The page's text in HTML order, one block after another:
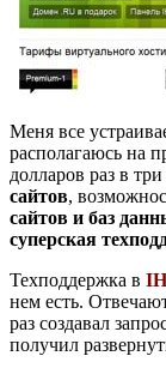
Меня все
располагаюсь на
долларов раз в
сайтов,
сайтов и баз
суперская
Техподдержка в
нем есть.
раз создавал
получил